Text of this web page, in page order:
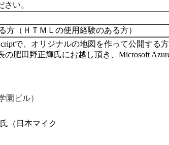
い。
方（ＨＴＭＬの使用経験のある方）
で、オリジナルの地図を作って公開する
肥田野正輝氏にお越し頂き、Microsoft
園ビル）
（日本マイク